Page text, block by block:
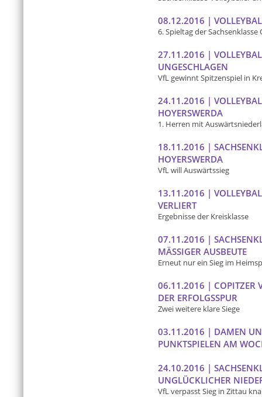
08.12.2016 |
6. Spieltag der Sachsenklasse
27.11.2016 |
UNGESCHLAGEN
VfL gewinnt Spitzenspiel in
24.11.2016 |
HOYERSWERDA
1. Herren mit
18.11.2016 |
HOYERSWERDA
VfL will Auswärtssieg
13.11.2016 |
VERLIERT
Ergebnisse der Kreisklasse
07.11.2016 |
MÄSSIGER AUSBEUTE
Erneut nur ein Sieg im
06.11.2016 | COPITZER
DER ERFOLGSSPUR
Zwei weitere klare Siege
03.11.2016 | DAMEN
PUNKTSPIELEN AM
24.10.2016 |
UNGLÜCKLICHER
VfL verpasst Sieg in Zittau